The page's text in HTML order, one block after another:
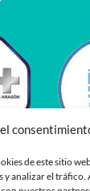
de este sitio
y analizar el